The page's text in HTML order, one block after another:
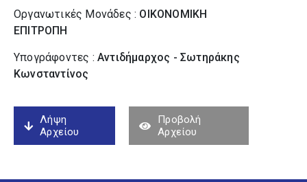
Οργανωτικές Μονάδες : ΟΙΚΟΝΟΜΙΚΗ
ΕΠΙΤΡΟΠΗ
Υπογράφοντες : Αντιδήμαρχος - Σωτηράκης
Κωνσταντίνος
Λήψη
Αρχείου
Προβολή
Αρχείου